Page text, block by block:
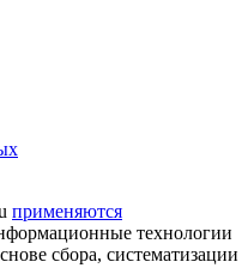
применяются
технологии
сбора, систематизации